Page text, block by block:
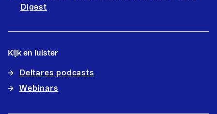
Digest
Kijk en luister
Deltares podcasts
Webinars